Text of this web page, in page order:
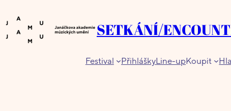
na
obsah
SETKÁNÍ/
Festival PřihláškyLine-upKoupit